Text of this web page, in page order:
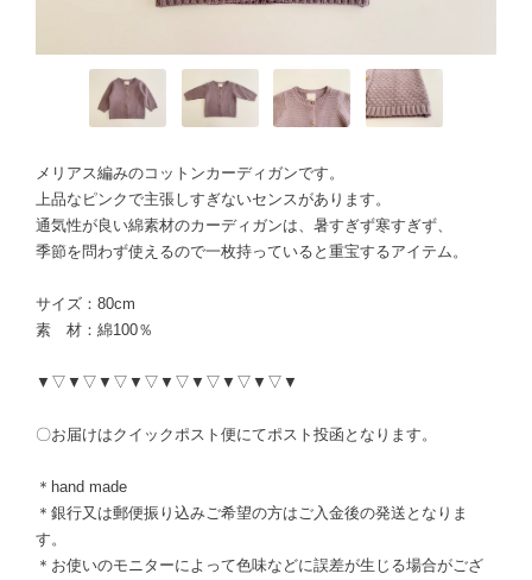
メリアス編みのコットンカーディガンです。
上品なピンクで主張しすぎないセンスがあります。
通気性が良い綿素材のカーディガンは、暑すぎず寒すぎず、
季節を問わず使えるので一枚持っていると重宝するアイテム。
サイズ：80cm
素 材：綿100％
▼▽▼▽▼▽▼▽▼▽▼▽▼▽▼▽▼
〇お届けはクイックポスト便にてポスト投函となります。
＊hand made
＊銀行又は郵便振り込みご希望の方はご入金後の発送となりま
す。
＊お使いのモニターによって色味などに誤差が生じる場合がござ